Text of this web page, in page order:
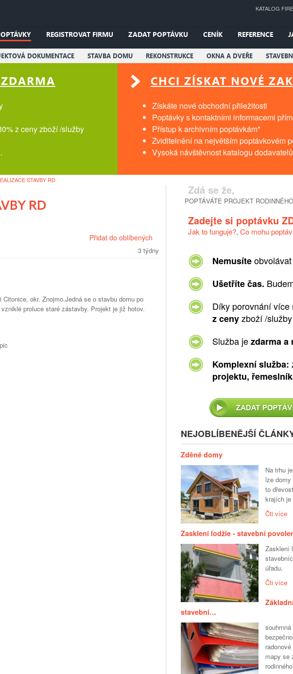
KATALOG
REGISTROVAT FIRMU ZADAT POPTÁVKU CENÍK REFERENCE
DOKUMENTACE STAVBA DOMU REKONSTRUKCE OKNA A DVEŘE
z ceny zboží /služby
CHCI ZÍSKAT NOVÉ
Získáte nové obchodní přiležitosti
Poptávky s kontaktními informacemi
Přístup k archivním poptávkám*
Zviditelnění na největším poptávkovém
Vysoká návštěvnost katalogu dodavatelů
STAVBY RD
RD
Přidat do oblíbených
3 týdny
okr. Znojmo.Jedná se o stavbu domu po
proluce staré zástavby. Projekt je již hotov.
Zdá se že,
POPTÁVÁTE PROJEKT
Zadejte si poptávku
Jak to funguje?, Co mohu
Nemusíte
Ušetříte čas.
Díky porovnání více
z cenyzboží /služby
Služba jezdarma a
Komplexní služba:
projektu,
NEJOBLÍBENĚJŠÍ
Zděné domy
Na trhu
lze
to
krajích je
Čti více
Zasklení lodžie - stavební
Zasklení
úřadu.
Čti více
stavební…
mapy se